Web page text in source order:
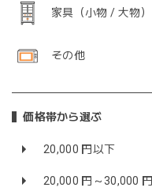
家具（小物 / 大物）
その他
価格帯から選ぶ
20,000 円以下
20,000 円～30,000 円